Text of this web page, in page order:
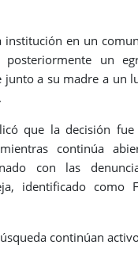
institución en un
posteriormente un
junto a su madre a un
que la decisión
continúa
con las
identificado como
continúan